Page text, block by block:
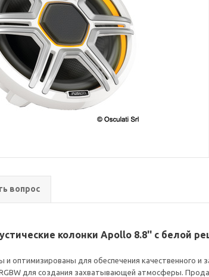
вопрос
колонки Apollo 8.8'' с белой
и оптимизированы для обеспечения качественного
для создания захватывающей атмосферы.